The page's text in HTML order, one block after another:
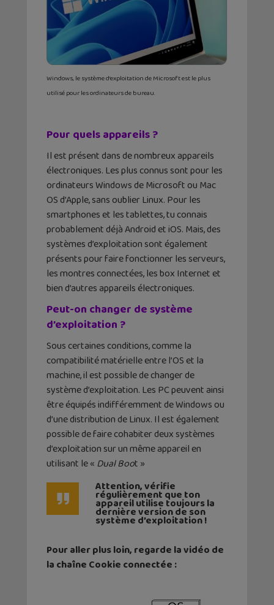
Windows, le système d’exploitation de Microsoft est le plus
utilisé pour les ordinateurs de bureau.
Pour quels appareils ?
Il est présent dans de nombreux appareils
électroniques. Les plus connus sont pour les
ordinateurs Windows de Microsoft ou Mac
OS d’Apple, sans oublier Linux. Pour les
smartphones et les tablettes, tu connais
probablement déjà Android et iOS. Mais, des
systèmes d’exploitation sont également
présents pour faire fonctionner les serveurs,
les montres connectées, les box Internet et
bien d’autres appareils électroniques.
Peut-on changer de système
d’exploitation ?
Sous certaines conditions, comme la
compatibilité matérielle entre l’OS et la
machine, il est possible de changer de
système d’exploitation. Les PC peuvent ainsi
être équipés indifféremment de Windows ou
d’une distribution de Linux. Il est également
possible de faire cohabiter deux systèmes
d’exploitation sur un même appareil en
utilisant le « Dual Boot »
Attention, vérifie
régulièrement que ton
appareil utilise toujours la
dernière version de son
système d’exploitation !
Pour aller plus loin, regarde la vidéo de
la chaîne Cookie connectée :